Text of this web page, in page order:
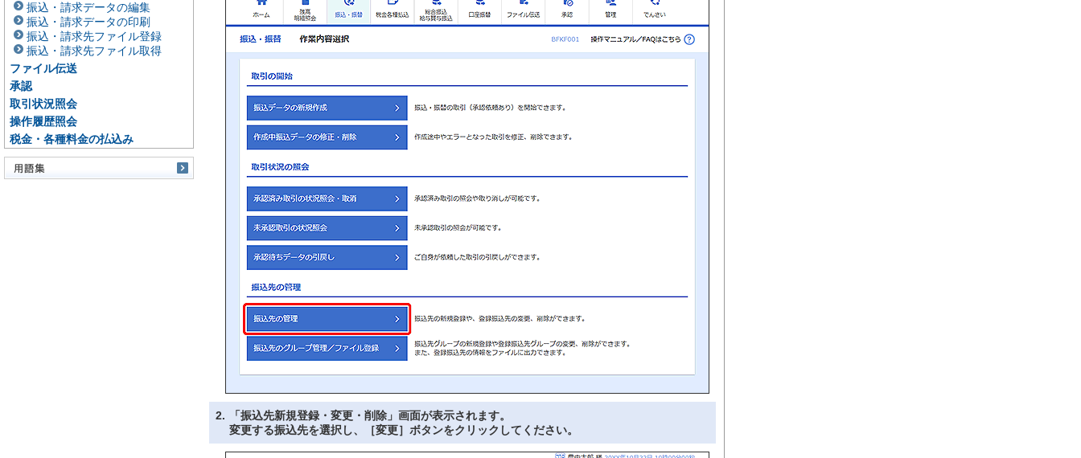
振込・請求データの編集
振込・請求データの印刷
振込・請求先ファイル登録
振込・請求先ファイル取得
ファイル伝送
承認
取引状況照会
操作履歴照会
税金・各種料金の払込み
2.
「振込先新規登録・変更・削除」画面が表示されます。
変更する振込先を選択し、［変更］ボタンをクリックしてください。